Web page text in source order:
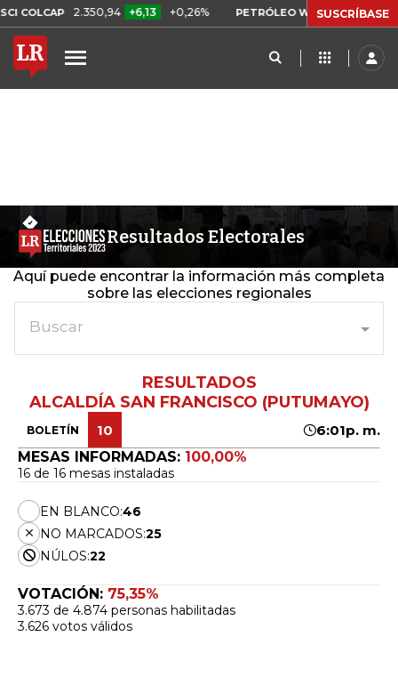
COLCAP 2.350,94 +6,13 +0,26% PETRÓLEO WTI US$ 78,01
SUSCRÍBASE
Resultados Electorales
Aquí puede encontrar la información más completa
sobre las elecciones regionales
Buscar
RESULTADOS
ALCALDÍA SAN FRANCISCO (PUTUMAYO)
BOLETÍN 10
6:01p. m.
MESAS INFORMADAS: 100,00%
16 de 16 mesas instaladas
EN BLANCO:46
NO MARCADOS:25
NÚLOS:22
VOTACIÓN: 75,35%
3.673 de 4.874 personas habilitadas
3.626 votos válidos